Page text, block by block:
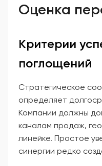
Оценка
Критерии
поглощений
Стратегическое
определяет
Компании должны
каналам продаж,
линейке. Простое
синергии редко